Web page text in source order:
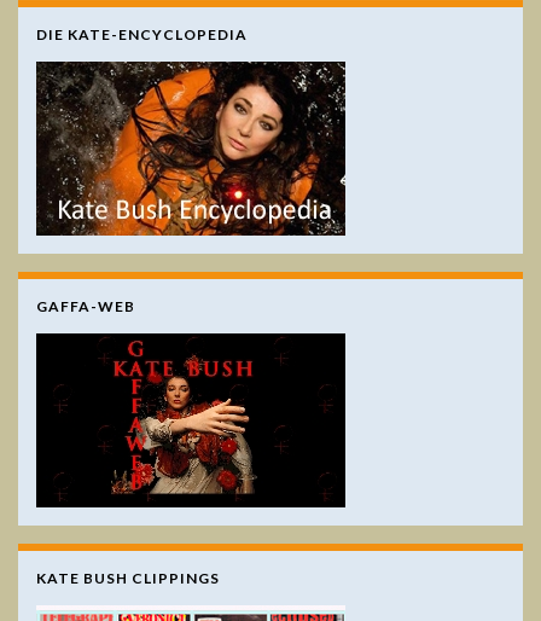
DIE KATE-ENCYCLOPEDIA
GAFFA-WEB
KATE BUSH CLIPPINGS